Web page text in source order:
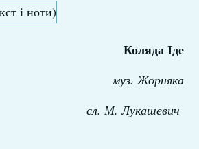
Коляда Іде
муз. Жорняка
сл. М. Лукашевич